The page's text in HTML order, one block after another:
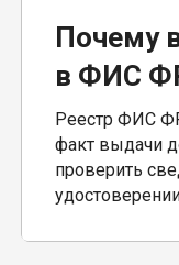
Почему
в ФИС
Реестр ФИС
факт выдачи
проверить